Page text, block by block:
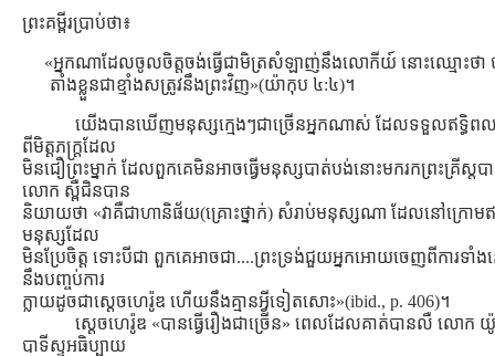
ព្រះគម្ពីរប្រាប់ថា៖
«អ្នកណាដែលចូលចិត្តចង់ធ្វើជាមិត្រសំឡាញ់នឹងលោកីយ៍ នោះឈ្មោះថា
តាំងខ្លួនជាខ្មាំងសត្រូវនឹងព្រះវិញ»(យ៉ាកុប ៤:៤)។
យើងបានឃើញមនុស្សក្មេងៗជាច្រើនអ្នកណាស់ ដែលទទួលឥទ្ធិពល
ពីមិត្ដភក្រ្ដដែល
មិនជឿព្រះម្នាក់ ដែលពួកគេមិនអាចធ្វើមនុស្សបាត់បង់នោះមករកព្រះគ្រីស្តប
លោក ស្ពឺជិនបាន
និយាយថា «វាគឺជាហានិផ័យ(គ្រោះថ្នាក់) សំរាប់មនុស្សណា ដែលនៅក្រោម
មនុស្សដែល
មិនប្រែចិត្ដ ទោះបីជា ពួកគេអាចជា....ព្រះទ្រង់ជួយអ្នកអោយចេញពីការទាំង
នឹងបញ្ចប់ការ
ក្លាយដូចជាស្ដេចហេរ៉ូឌ ហើយនឹងគ្មានអ្វីទៀតសោះ»(ibid., p. 406)។
សេ្ដចហេរ៉ូឌ «បានធ្វើរឿងជាច្រើន» ពេលដែលគាត់បានលឺ លោក
បាទីស្ទអធិប្បាយ